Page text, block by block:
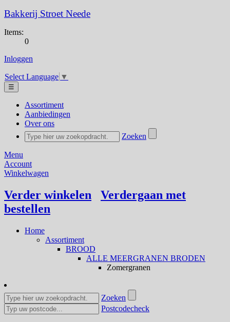
Bakkerij Stroet Neede
Items:
0
Inloggen
Select Language ▼
☰
Assortiment
Aanbiedingen
Over ons
Zoeken
Menu
Account
Winkelwagen
Verder winkelen
Verdergaan met
bestellen
Home
Assortiment
BROOD
ALLE MEERGRANEN BRODEN
Zomergranen
Zoeken
Postcodecheck